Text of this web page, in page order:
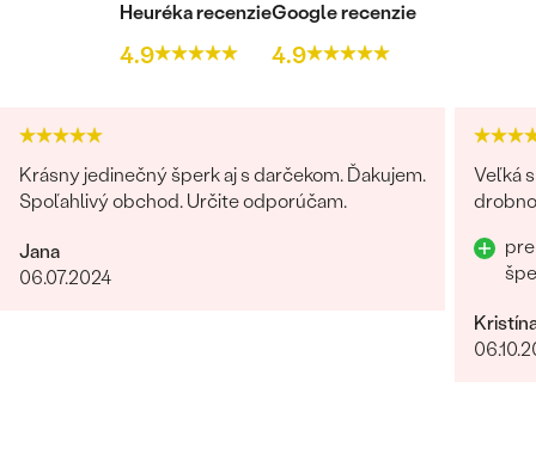
Heuréka recenzie
4.9
Google recenzie
4.9
Krásny jedinečný šperk aj s darčekom. Ďakujem.
Spoľahlivý obchod. Určite odporúčam.
Jana
06.07.2024
Veľká